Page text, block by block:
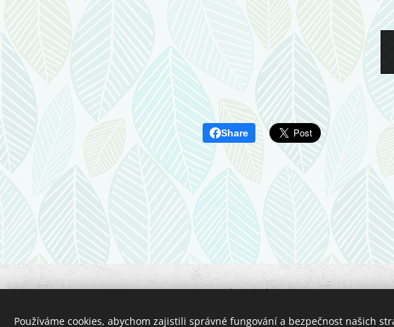
Share
2026 Bc. Ludmila Musilová - PEER poradce.
Používáme cookies, abychom zajistili správné fungování a bezpečnost našich